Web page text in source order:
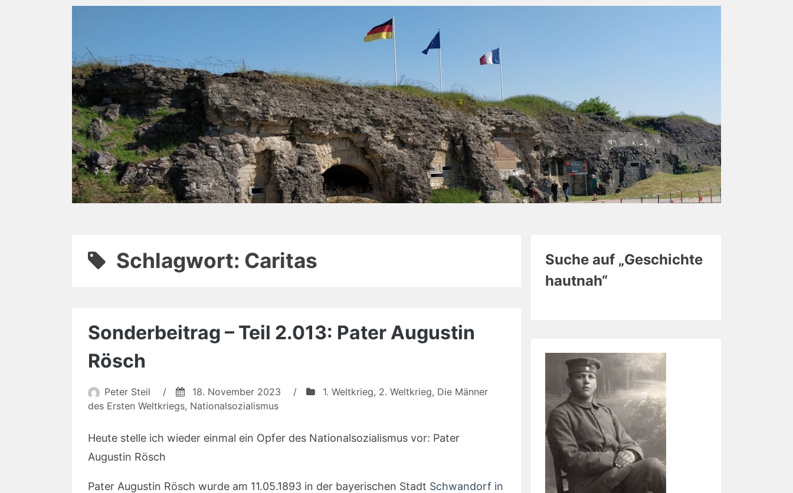
Schlagwort: Caritas
Sonderbeitrag – Teil 2.013: Pater Augustin
Rösch
Peter Steil / 18. November 2023 / 1. Weltkrieg, 2. Weltkrieg, Die Männer
des Ersten Weltkriegs, Nationalsozialismus
Heute stelle ich wieder einmal ein Opfer des Nationalsozialismus vor: Pater
Augustin Rösch
Pater Augustin Rösch wurde am 11.05.1893 in der bayerischen Stadt Schwandorf in
Suche auf „Geschichte
hautnah“